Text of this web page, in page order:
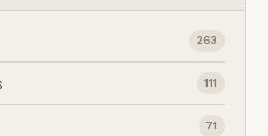
263
111
71